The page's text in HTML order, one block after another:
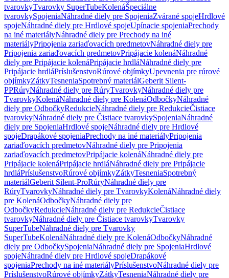
tvarovkyTvarovky SuperTubeKolenáŠpeciálne
tvarovkySpojeniaNáhradné diely pre SpojeniaZvárané spojeHrdlové
spojeNáhradné diely pre Hrdlové spojeUpínacie spojeniaPrechody
na iné materiályNáhradné diely pre Prechody na iné
materiályPripojenia zariaďovacích predmetovNáhradné diely pre
Pripojenia zariaďovacích predmetovPripájacie kolenáNáhradné
diely pre Pripájacie kolenáPripájacie hrdláNáhradné diely pre
Pripájacie hrdláPríslušenstvoRúrové objímkyUpevnenia pre rúrové
objímkyZátkyTesneniaSpotrebný materiálGeberit Silent-
PPRúryNáhradné diely pre RúryTvarovkyNáhradné diely pre
TvarovkyKolenáNáhradné diely pre KolenáOdbočkyNáhradné
diely pre OdbočkyRedukcieNáhradné diely pre RedukcieČistiace
tvarovkyNáhradné diely pre Čistiace tvarovkySpojeniaNáhradné
diely pre SpojeniaHrdlové spojeNáhradné diely pre Hrdlové
spojeDrapákové spojeniaPrechody na iné materiályPripojenia
zariaďovacích predmetovNáhradné diely pre Pripojenia
zariaďovacích predmetovPripájacie kolenáNáhradné diely pre
Pripájacie kolenáPripájacie hrdláNáhradné diely pre Pripájacie
hrdláPríslušenstvoRúrové objímkyZátkyTesneniaSpotrebný
materiálGeberit Silent-ProRúryNáhradné diely pre
RúryTvarovkyNáhradné diely pre TvarovkyKolenáNáhradné diely
pre KolenáOdbočkyNáhradné diely pre
OdbočkyRedukcieNáhradné diely pre RedukcieČistiace
tvarovkyNáhradné diely pre Čistiace tvarovkyTvarovky
SuperTubeNáhradné diely pre Tvarovky
SuperTubeKolenáNáhradné diely pre KolenáOdbočkyNáhradné
diely pre OdbočkySpojeniaNáhradné diely pre SpojeniaHrdlové
spojeNáhradné diely pre Hrdlové spojeDrapákové
spojeniaPrechody na iné materiályPríslušenstvoNáhradné diely pre
PríslušenstvoRúrové objímkyZátkyTesneniaNáhradné diely pre